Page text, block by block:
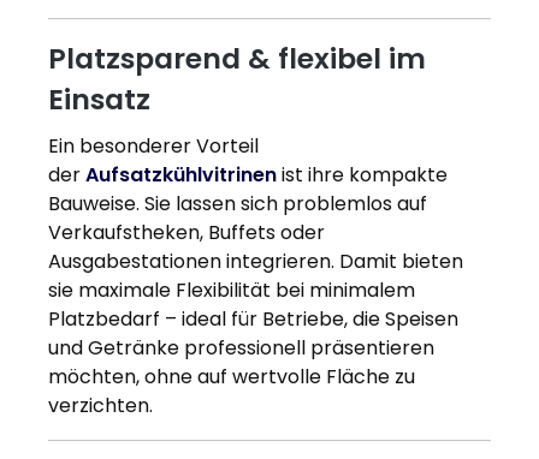
Platzsparend & flexibel im
Einsatz
Ein besonderer Vorteil
derAufsatzkühlvitrinenist ihre kompakte
Bauweise. Sie lassen sich problemlos auf
Verkaufstheken, Buffets oder
Ausgabestationen integrieren. Damit bieten
sie maximale Flexibilität bei minimalem
Platzbedarf – ideal für Betriebe, die Speisen
und Getränke professionell präsentieren
möchten, ohne auf wertvolle Fläche zu
verzichten.